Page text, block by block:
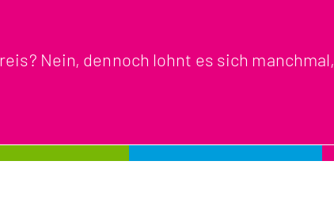
Nein, dennoch lohnt es sich manchmal,